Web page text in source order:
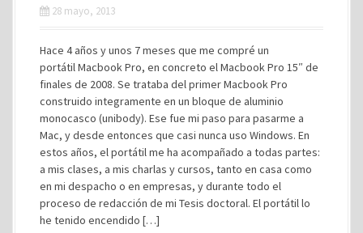
28 mayo, 2013
Hace 4 años y unos 7 meses que me compré un
portátil Macbook Pro, en concreto el Macbook Pro 15″ de
finales de 2008. Se trataba del primer Macbook Pro
construido integramente en un bloque de aluminio
monocasco (unibody). Ese fue mi paso para pasarme a
Mac, y desde entonces que casi nunca uso Windows. En
estos años, el portátil me ha acompañado a todas partes:
a mis clases, a mis charlas y cursos, tanto en casa como
en mi despacho o en empresas, y durante todo el
proceso de redacción de mi Tesis doctoral. El portátil lo
he tenido encendido […]